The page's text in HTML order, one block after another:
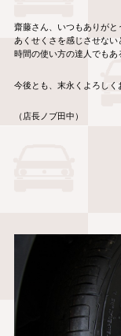
齋藤さん、いつもありが
あくせくさを感じさせない
時間の使い方の達人でもあ
今後とも、末永くよろしく
（店長ノブ田中）